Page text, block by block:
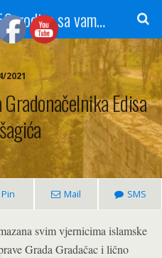
Radio Gradačac - 56 godina sa vama...
2021
Edisa
Pin Mail SMS
svim vjernicima islamske
Grada Gradačac i lično